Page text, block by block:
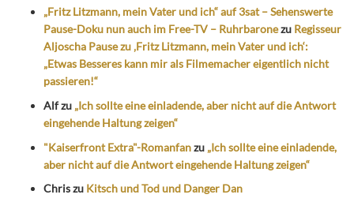
„Fritz Litzmann, mein Vater und ich“ auf 3sat – Sehenswerte
Pause-Doku nun auch im Free-TV – Ruhrbaronezu Regisseur
Aljoscha Pause zu ‚Fritz Litzmann, mein Vater und ich‘:
„Etwas Besseres kann mir als Filmemacher eigentlich nicht
passieren!“
Alfzu „Ich sollte eine einladende, aber nicht auf die Antwort
eingehende Haltung zeigen“
"Kaiserfront Extra"-Romanfanzu „Ich sollte eine einladende,
aber nicht auf die Antwort eingehende Haltung zeigen“
Chriszu Kitsch und Tod und Danger Dan